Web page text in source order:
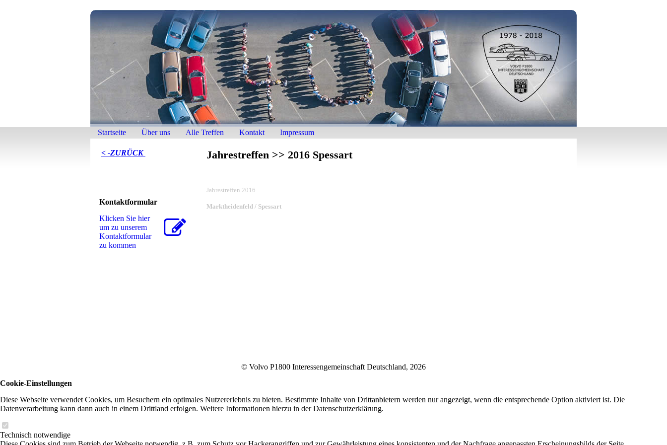
Startseite Über uns Alle Treffen Kontakt Impressum
< -ZURÜCK
Kontaktformular
Klicken Sie hier
um zu unserem
Kon­takt­for­mu­lar
zu kommen
Jahrestreffen >> 2016 Spessart
Jahrestreffen 2016
Marktheidenfeld / Spessart
© Volvo P1800 Interessengemeinschaft Deutschland, 2026
Cookie-Einstellungen
Diese Webseite verwendet Cookies, um Besuchern ein optimales Nutzererlebnis zu bieten. Bestimmte Inhalte von Drittanbietern werden nur angezeigt, wenn die entsprechende Option aktiviert ist. Die
Datenverarbeitung kann dann auch in einem Drittland erfolgen. Weitere Informationen hierzu in der Datenschutzerklärung.
Technisch notwendige